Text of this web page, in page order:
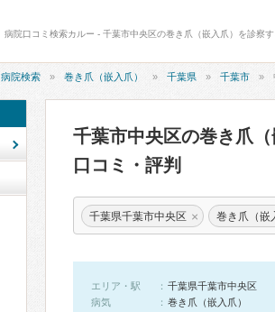
病院口コミ検索カルー - 千葉市中央区の巻き爪（嵌入爪）を診察
病院検索 巻き爪（嵌入爪） 千葉県 千葉市
千葉市中央区の巻き爪
口コミ・評判
千葉県千葉市中央区 × 巻き爪（嵌
エリア・駅
千葉県千葉市中央区
病気
巻き爪（嵌入爪）